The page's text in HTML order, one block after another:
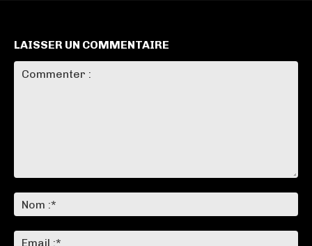
LAISSER UN COMMENTAIRE
:*